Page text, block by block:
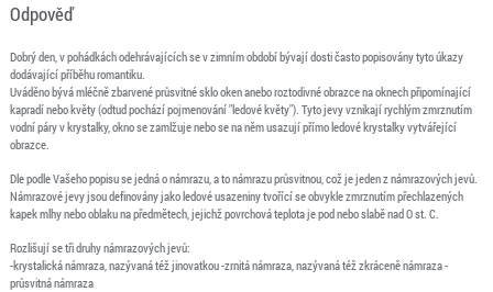
Odpověď
Dobrý den, v pohádkách odehrávajících se v zimním období bývají dosti často popisovány tyto úkazy
dodávající příběhu romantiku.
Uváděno bývá mléčně zbarvené průsvitné sklo oken anebo roztodivné obrazce na oknech připomínající
kapradí nebo květy (odtud pochází pojmenování "ledové květy"). Tyto jevy vznikají rychlým zmrznutím
vodní páry v krystalky, okno se zamlžuje nebo se na něm usazují přímo ledové krystalky vytvářející
obrazce.
Dle podle Vašeho popisu se jedná o námrazu, a to námrazu průsvitnou, což je jeden z námrazových jevů.
Námrazové jevy jsou definovány jako ledové usazeniny tvořící se obvykle zmrznutím přechlazených
kapek mlhy nebo oblaku na předmětech, jejichž povrchová teplota je pod nebo slabě nad O st. C.
Rozlišují se tři druhy námrazových jevů:
-krystalická námraza, nazývaná též jinovatkou -zrnitá námraza, nazývaná též zkráceně námraza -
průsvitná námraza